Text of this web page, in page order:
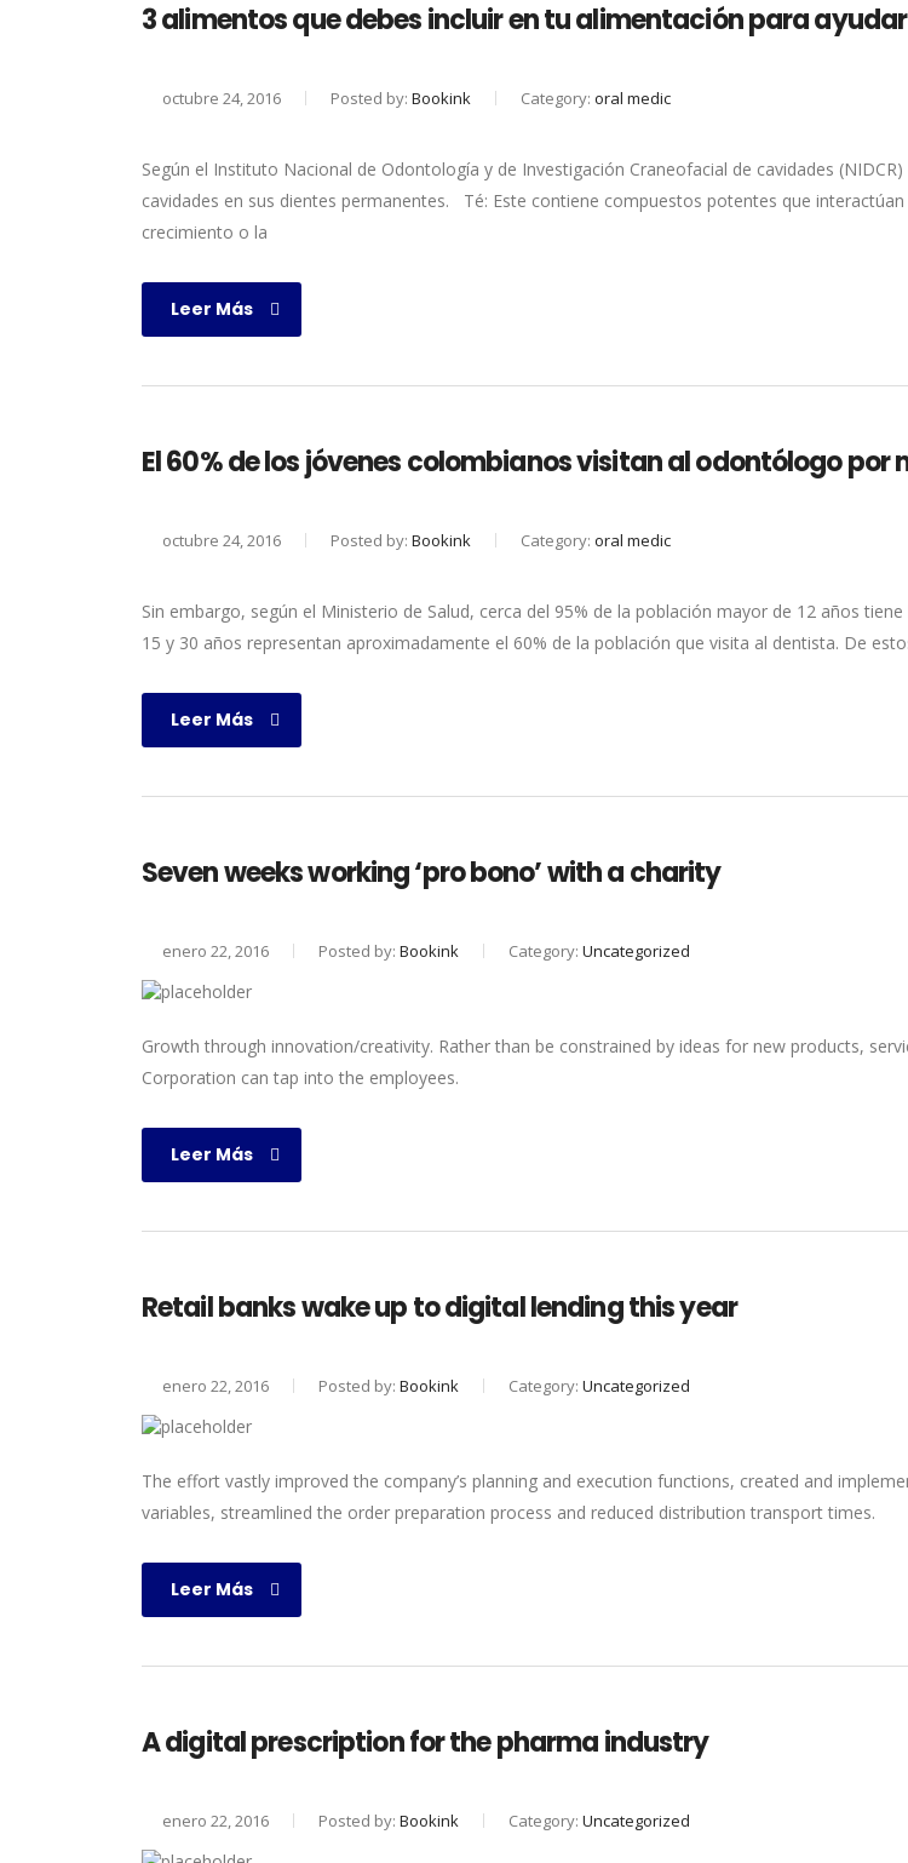
3 alimentos que debes incluir en tu alimentación para
octubre 24, 2016 Posted by: Bookink Category: oral medic
Según el Instituto Nacional de Odontología y de Investigación Craneofacial de cavidades
cavidades en sus dientes permanentes. Té: Este contiene compuestos potentes que
crecimiento o la
Leer Más
El 60% de los jóvenes colombianos visitan al odontólogo por
octubre 24, 2016 Posted by: Bookink Category: oral medic
Sin embargo, según el Ministerio de Salud, cerca del 95% de la población mayor de 12 años
15 y 30 años representan aproximadamente el 60% de la población que visita al dentista. De
Leer Más
Seven weeks working ‘pro bono’ with a charity
enero 22, 2016 Posted by: Bookink Category: Uncategorized
Growth through innovation/creativity. Rather than be constrained by ideas for new products,
Corporation can tap into the employees.
Leer Más
Retail banks wake up to digital lending this year
enero 22, 2016 Posted by: Bookink Category: Uncategorized
The effort vastly improved the company’s planning and execution functions, created and
variables, streamlined the order preparation process and reduced distribution transport times.
Leer Más
A digital prescription for the pharma industry
enero 22, 2016 Posted by: Bookink Category: Uncategorized